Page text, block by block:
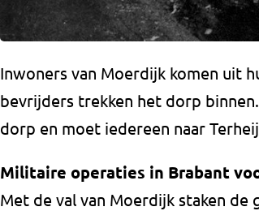
Inwoners van Moerdijk komen uit
bevrijders trekken het dorp
dorp en moet iedereen naar
Militaire operaties in Brabant
Met de val van Moerdijk staken